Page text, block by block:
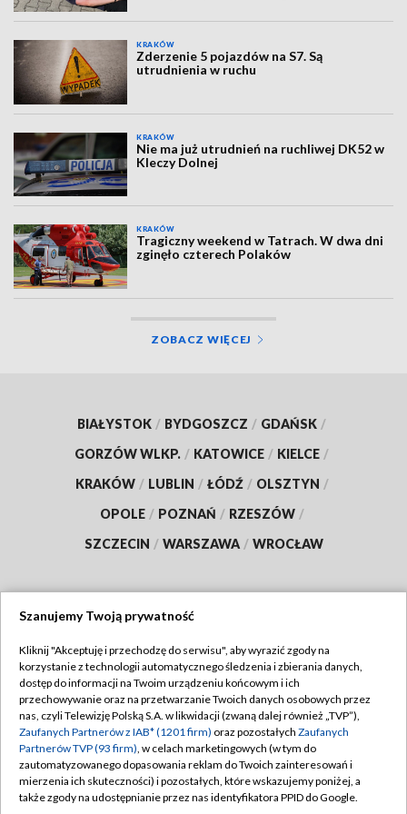
KRAKÓW
Zderzenie 5 pojazdów na S7. Są
utrudnienia w ruchu
KRAKÓW
Nie ma już utrudnień na ruchliwej DK52 w
Kleczy Dolnej
KRAKÓW
Tragiczny weekend w Tatrach. W dwa dni
zginęło czterech Polaków
ZOBACZ WIĘCEJ
BIAŁYSTOK / BYDGOSZCZ / GDAŃSK /
GORZÓW WLKP. / KATOWICE / KIELCE /
KRAKÓW / LUBLIN / ŁÓDŹ / OLSZTYN /
OPOLE / POZNAŃ / RZESZÓW /
SZCZECIN / WARSZAWA / WROCŁAW
TVP
Abonament TVP
Emisja w TVP
Centrum informacji TVP
Naziemna Telewizja Cyfrowa
Regulamin TVP
Polityka prywatności
Moje zgody
Pomoc
Szanujemy Twoją prywatność
Kliknij "Akceptuję i przechodzę do serwisu", aby wyrazić zgody na
korzystanie z technologii automatycznego śledzenia i zbierania danych,
dostęp do informacji na Twoim urządzeniu końcowym i ich
przechowywanie oraz na przetwarzanie Twoich danych osobowych przez
nas, czyli Telewizję Polską S.A. w likwidacji (zwaną dalej również „TVP”),
Zaufanych Partnerów z IAB* (1201 firm) oraz pozostałych Zaufanych
Partnerów TVP (93 firm), w celach marketingowych (w tym do
zautomatyzowanego dopasowania reklam do Twoich zainteresowań i
mierzenia ich skuteczności) i pozostałych, które wskazujemy poniżej, a
także zgody na udostępnianie przez nas identyfikatora PPID do Google.